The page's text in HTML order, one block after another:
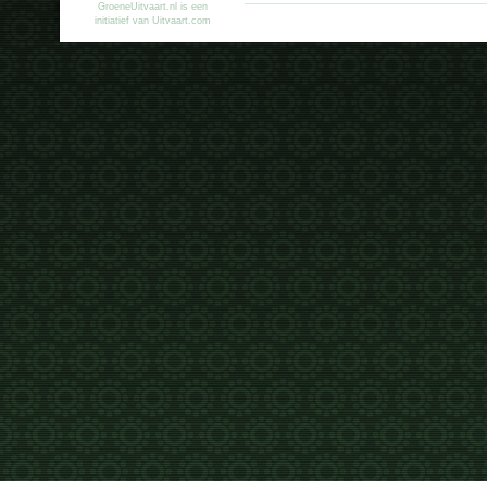
GroeneUitvaart.nl is een
initiatief van Uitvaart.com